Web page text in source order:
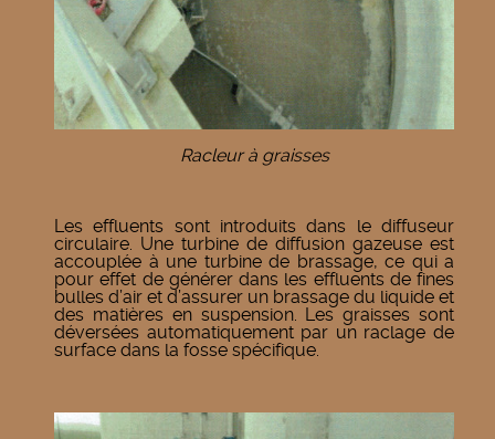
Racleur à graisses
Les effluents sont introduits dans le diffuseur
circulaire. Une turbine de diffusion gazeuse est
accouplée à une turbine de brassage, ce qui a
pour effet de générer dans les effluents de fines
bulles d’air et d’assurer un brassage du liquide et
des matières en suspension. Les graisses sont
déversées automatiquement par un raclage de
surface dans la fosse spécifique.